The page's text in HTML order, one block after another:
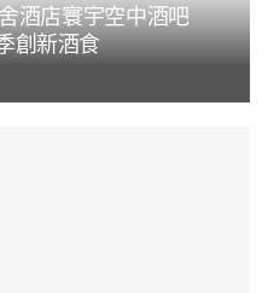
酒店寰宇空中酒吧
創新酒食